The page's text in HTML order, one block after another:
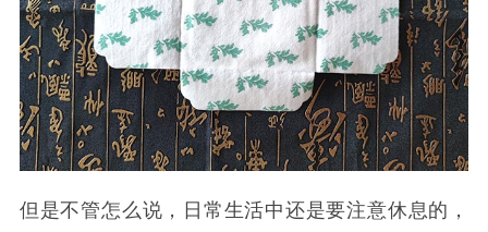
但是不管怎么说，日常生活中还是要注意休息的，